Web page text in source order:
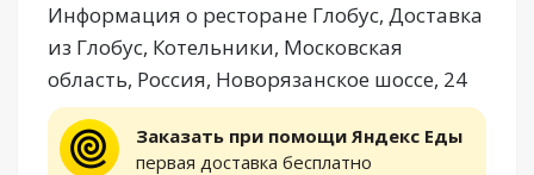
Информация о ресторане Глобус, Доставка
из Глобус, Котельники, Московская
область, Россия, Новорязанское шоссе, 24
Заказать при помощи Яндекс Еды
первая доставка бесплатно